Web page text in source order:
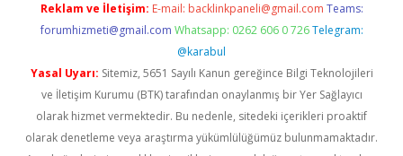
Reklam ve İletişim: E-mail: backlinkpaneli@gmail.com Teams:
forumhizmeti@gmail.com Whatsapp: 0262 606 0 726 Telegram:
@karabul
Yasal Uyarı: Sitemiz, 5651 Sayılı Kanun gereğince Bilgi Teknolojileri
ve İletişim Kurumu (BTK) tarafından onaylanmış bir Yer Sağlayıcı
olarak hizmet vermektedir. Bu nedenle, sitedeki içerikleri proaktif
olarak denetleme veya araştırma yükümlülüğümüz bulunmamaktadır.